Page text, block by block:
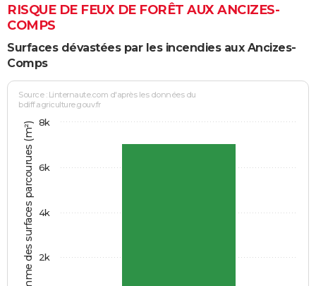
RISQUE DE FEUX DE FORÊT AUX ANCIZES-
COMPS
Surfaces dévastées par les incendies aux Ancizes-
Comps
Somme des surfaces parcourues (m²)
Source : Linternaute.com d'après les données du
bdiff.agriculture.gouv.fr
2k
4k
6k
8k